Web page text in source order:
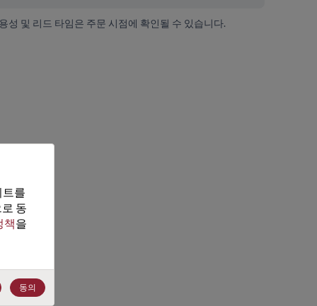
성 및 리드 타임은 주문 시점에 확인될 수 있습니다.
트를
동
책을
동의